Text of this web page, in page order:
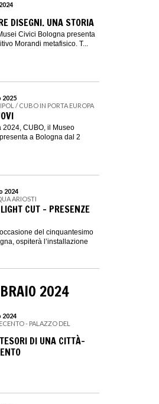
DISEGNI. UNA STORIA
Civici Bologna presenta
Morandi metafisico. T...
2025
/ CUBO IN PORTA EUROPA
2024, CUBO, il Museo
a Bologna dal 2
2024
ARIOSTI
CUT – PRESENZE
del cinquantesimo
ospiterà l’installazione
2024
2024
- PALAZZO DEL
DI UNA CITTÀ-